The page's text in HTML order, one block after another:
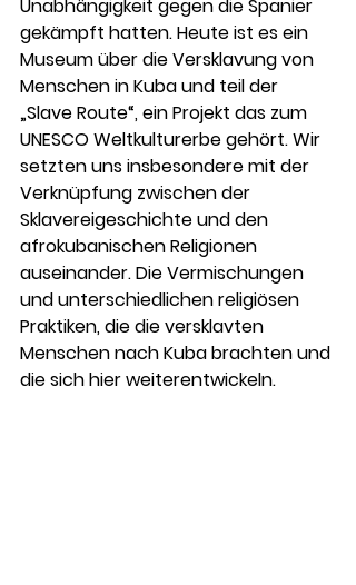
Unabhängigkeit gegen die Spanier
gekämpft hatten. Heute ist es ein
Museum über die Versklavung von
Menschen in Kuba und teil der
„Slave Route“, ein Projekt das zum
UNESCO Weltkulturerbe gehört. Wir
setzten uns insbesondere mit der
Verknüpfung zwischen der
Sklavereigeschichte und den
afrokubanischen Religionen
auseinander. Die Vermischungen
und unterschiedlichen religiösen
Praktiken, die die versklavten
Menschen nach Kuba brachten und
die sich hier weiterentwickeln.